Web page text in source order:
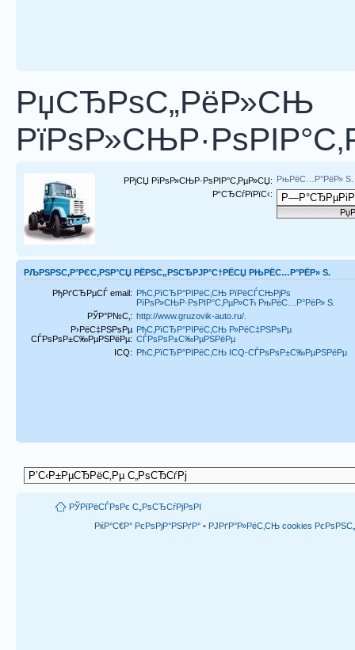
РџСЂРѕС„РёР»СЊ
РРјСЏ РїРѕР»СЊР·РѕРІР°С‚РµР»СЏ: РњРёС…Р°РёР» S.
Р“СЂСѓРїРїС‹:
РЉРЅРЅС‚Р°РЄС‚РЅР°СЏ РЁРЅС„РЅСЂРЈР°С†РЁСЏ РЊРЁС…Р°РЁР» S.
РђРґСЂРµСЃ email: РћС‚РїСЂР°РІРёС‚СЊ РїРёСЃСЊРјРѕ
РїРѕР»СЊР·РѕРІР°С‚РµР»СЋ РњРёС…Р°РёР» S.
РЎР°Р№С‚: http://www.gruzovik-auto.ru/.
Р›РёС‡РЅРѕРµ
СЃРѕРѕР±С‰РµРЅРёРµ:
РћС‚РїСЂР°РІРёС‚СЊ Р»РёС‡РЅРѕРµ
СЃРѕРѕР±С‰РµРЅРёРµ
ICQ: РћС‚РїСЂР°РІРёС‚СЊ ICQ-СЃРѕРѕР±С‰РµРЅРёРµ
РЎРїРёСЃРѕРє С„РѕСЂСѓРјРѕРІ
РќР°С€Р° РєРѕРјР°РЅРґР° • РЈРґР°Р»РёС‚СЊ cookies